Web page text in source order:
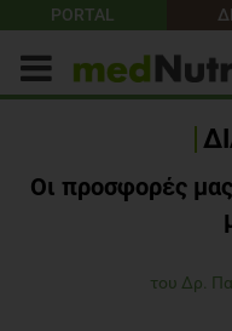
PORTAL
Οι προσφορές
του Δρ.